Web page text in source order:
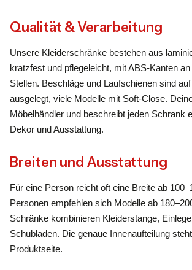
Qualität & Verarbeitung
Unsere Kleiderschränke bestehen aus
kratzfest und pflegeleicht, mit ABS-Kanten
Stellen. Beschläge und Laufschienen sind
ausgelegt, viele Modelle mit Soft-Close.
Möbelhändler und beschreibt jeden Schrank
Dekor und Ausstattung.
Breiten und Ausstattung
Für eine Person reicht oft eine Breite ab
Personen empfehlen sich Modelle ab
Schränke kombinieren Kleiderstange,
Schubladen. Die genaue Innenaufteilung
Produktseite.